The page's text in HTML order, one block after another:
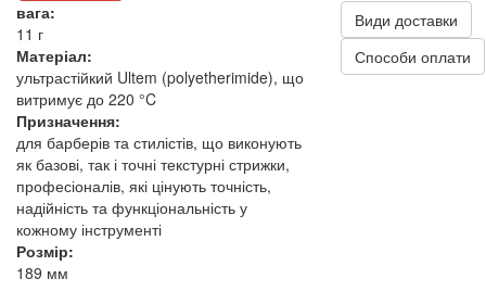
вага:
11 г
Матеріал:
ультрастійкий Ultem (polyetherimide), що
витримує до 220 °C
Призначення:
для барберів та стилістів, що виконують
як базові, так і точні текстурні стрижки,
професіоналів, які цінують точність,
надійність та функціональність у
кожному інструменті
Розмір:
189 мм
Види доставки
Способи оплати